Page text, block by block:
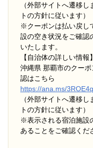
（外部サイトへ遷移
トの方針に従います）
※クーポンは払い戻し
設の空き状況をご確認
いたします。
【自治体の詳しい情報】
沖縄県 那覇市のクー
認はこちら
https://ana.ms/
（外部サイトへ遷移
トの方針に従います）
※表示される宿泊施設
あることをご確認くだ